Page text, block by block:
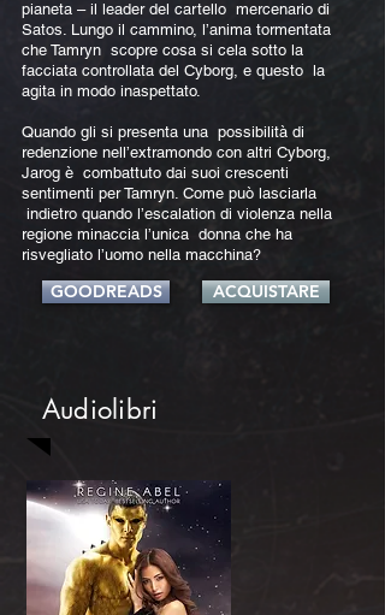
pianeta – il leader del cartello mercenario di
Satos. Lungo il cammino, l’anima tormentata
che Tamryn scopre cosa si cela sotto la
facciata controllata del Cyborg, e questo la
agita in modo inaspettato.
Quando gli si presenta una possibilità di
redenzione nell’extramondo con altri Cyborg,
Jarog è combattuto dai suoi crescenti
sentimenti per Tamryn. Come può lasciarla
indietro quando l’escalation di violenza nella
regione minaccia l’unica donna che ha
risvegliato l’uomo nella macchina?
GOODREADS ACQUISTARE
Audiolibri